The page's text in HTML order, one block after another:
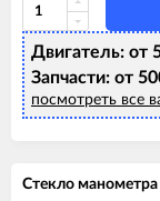
Двигатель: от
Запчасти: от
посмотреть все
Стекло